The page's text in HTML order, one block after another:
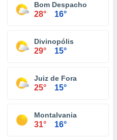
Bom Despacho
28° 16°
Divinopólis
29° 15°
Juiz de Fora
25° 15°
Montalvania
31° 16°